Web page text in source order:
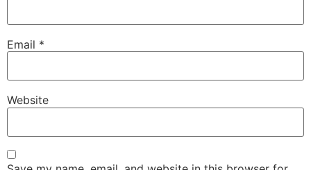
Email *
Website